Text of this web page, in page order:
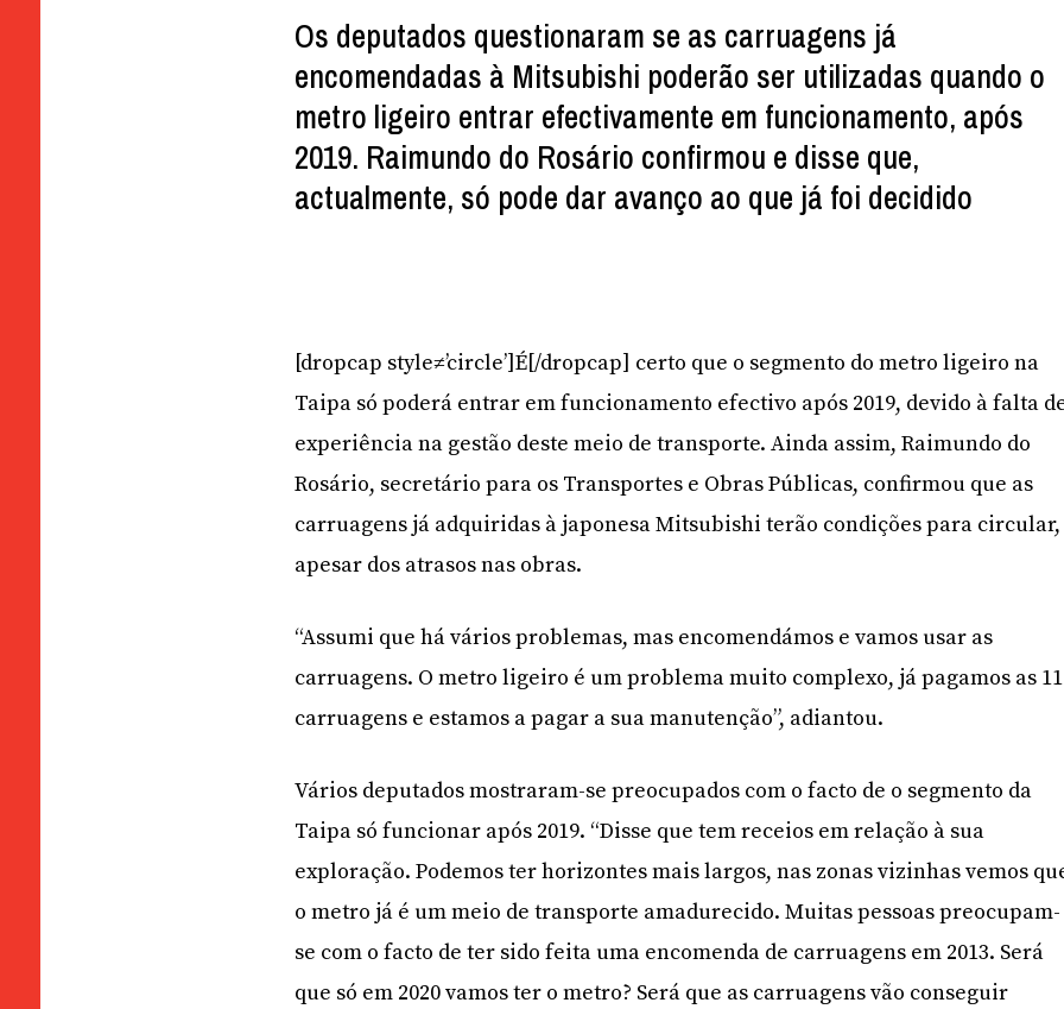
Os deputados questionaram se as carruagens já
encomendadas à Mitsubishi poderão ser utilizadas quando o
metro ligeiro entrar efectivamente em funcionamento, após
2019. Raimundo do Rosário confirmou e disse que,
actualmente, só pode dar avanço ao que já foi decidido
[dropcap style≠’circle’]É[/dropcap] certo que o segmento do metro ligeiro na
Taipa só poderá entrar em funcionamento efectivo após 2019, devido à falta
experiência na gestão deste meio de transporte. Ainda assim, Raimundo do
Rosário, secretário para os Transportes e Obras Públicas, confirmou que as
carruagens já adquiridas à japonesa Mitsubishi terão condições para circular,
apesar dos atrasos nas obras.
“Assumi que há vários problemas, mas encomendámos e vamos usar as
carruagens. O metro ligeiro é um problema muito complexo, já pagamos as
carruagens e estamos a pagar a sua manutenção”, adiantou.
Vários deputados mostraram-se preocupados com o facto de o segmento da
Taipa só funcionar após 2019. “Disse que tem receios em relação à sua
exploração. Podemos ter horizontes mais largos, nas zonas vizinhas vemos
o metro já é um meio de transporte amadurecido. Muitas pessoas preocupam-
se com o facto de ter sido feita uma encomenda de carruagens em 2013. Será
que só em 2020 vamos ter o metro? Será que as carruagens vão conseguir